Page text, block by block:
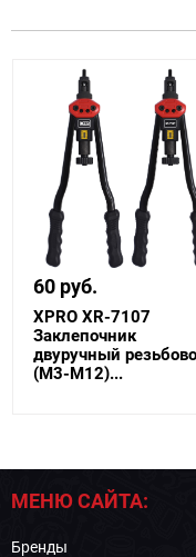
60 руб.
XPRO XR-7107
Заклепочник
двуручный
(М3-М12)...
МЕНЮ САЙТА:
Бренды